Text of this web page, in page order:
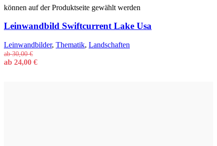
können auf der Produktseite gewählt werden
Leinwandbild Swiftcurrent Lake Usa
Leinwandbilder, Thematik, Landschaften
ab30,00€
ab 24,00 €